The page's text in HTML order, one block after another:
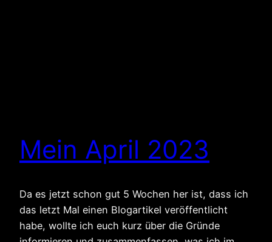
Mein April 2023
Da es jetzt schon gut 5 Wochen her ist, dass ich
das letzt Mal einen Blogartikel veröffentlicht
habe, wollte ich euch kurz über die Gründe